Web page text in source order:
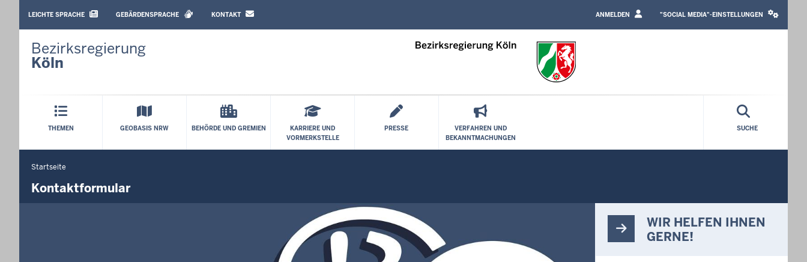
SPRACHEN
LEICHTE SPRACHE GEBÄRDENSPRACHE KONTAKT ANMELDEN
MEDIA
"SOCIAL MEDIA"-EINSTELLUNGEN
Bezirksregierung
Köln
Hauptmenü
THEMEN GEOBASIS NRW BEHÖRDE UND GREMIEN
KARRIERE UND
VORMERKSTELLE
PRESSE
VERFAHREN UND
BEKANNTMACHUNGEN
SUCHE
Sie
befinden
Startseite
Kontaktformular
WIR HELFEN IHNEN
GERNE!